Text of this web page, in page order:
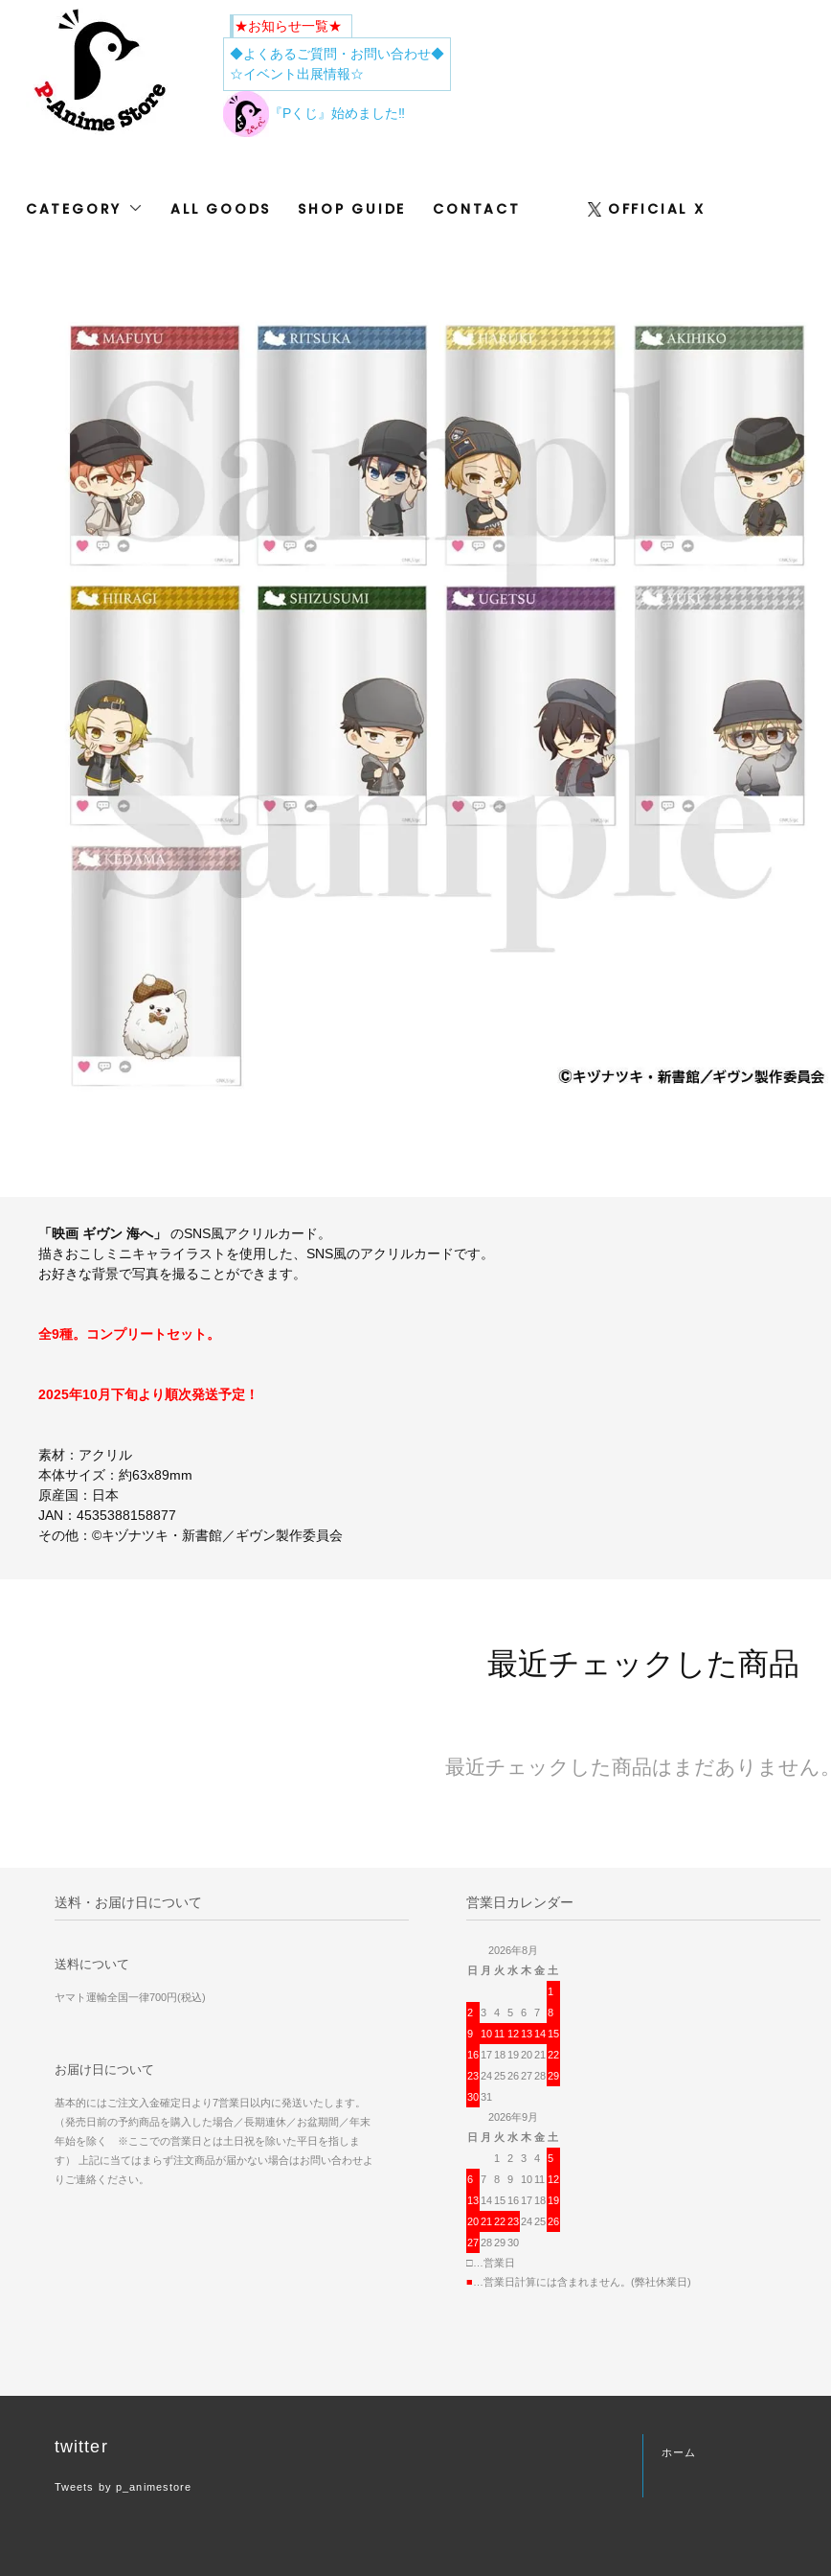
★お知らせ一覧★
◆よくあるご質問・お問い合わせ◆
☆イベント出展情報☆
『Pくじ』始めました‼
CATEGORY ALL GOODS SHOP GUIDE CONTACT OFFICIAL X
「映画 ギヴン 海へ」 のSNS風アクリルカード。
描きおこしミニキャライラストを使用した、SNS風のアクリルカードです。
お好きな背景で写真を撮ることができます。
全9種。コンプリートセット。
2025年10月下旬より順次発送予定！
素材：アクリル
本体サイズ：約63x89mm
原産国：日本
JAN：4535388158877
その他：©キヅナツキ・新書館／ギヴン製作委員会
最近チェックした商品
最近チェックした商品はまだありません。
送料・お届け日について
送料について
ヤマト運輸全国一律700円(税込)
お届け日について
基本的にはご注文入金確定日より7営業日以内に発送いたします。
（発売日前の予約商品を購入した場合／長期連休／お盆期間／年末
年始を除く ※ここでの営業日とは土日祝を除いた平日を指しま
す） 上記に当てはまらず注文商品が届かない場合はお問い合わせよ
りご連絡ください。
営業日カレンダー
2026年8月
日 月 火 水 木 金 土
1
2
3 4 5 6 7
8
9
10 11 12 13 14 15
16 17 18 192021 22
23242526272829
3031
2026年9月
日 月 火 水 木 金 土
1
2 3 4
5
6
7 8 9 10 11 12
13 14 15 16 17 18 19
2021 2223242526
27282930
□…営業日
■ …営業日計算には含まれません。(弊社休業日)
twitter
Tweets by p_animestore
ホーム